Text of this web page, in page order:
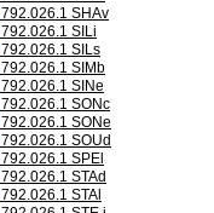
792.026.1 SHAv
792.026.1 SILi
792.026.1 SILs
792.026.1 SIMb
792.026.1 SINe
792.026.1 SONc
792.026.1 SONe
792.026.1 SOUd
792.026.1 SPEl
792.026.1 STAd
792.026.1 STAl